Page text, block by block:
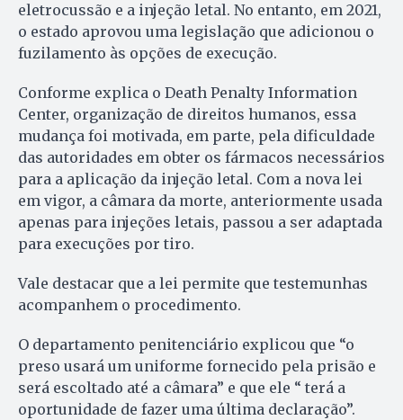
eletrocussão e a injeção letal. No entanto, em 2021,
o estado aprovou uma legislação que adicionou o
fuzilamento às opções de execução.
Conforme explica o Death Penalty Information
Center, organização de direitos humanos, essa
mudança foi motivada, em parte, pela dificuldade
das autoridades em obter os fármacos necessários
para a aplicação da injeção letal. Com a nova lei
em vigor, a câmara da morte, anteriormente usada
apenas para injeções letais, passou a ser adaptada
para execuções por tiro.
Vale destacar que a lei permite que testemunhas
acompanhem o procedimento.
O departamento penitenciário explicou que “o
preso usará um uniforme fornecido pela prisão e
será escoltado até a câmara” e que ele “ terá a
oportunidade de fazer uma última declaração”.